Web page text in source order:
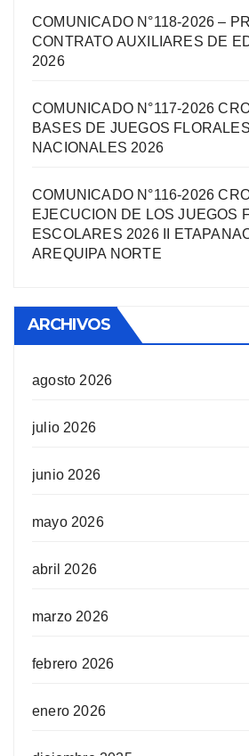
COMUNICADO N°118-2026 –
CONTRATO AUXILIARES DE
2026
COMUNICADO N°117-2026
BASES DE JUEGOS
NACIONALES 2026
COMUNICADO N°116-2026
EJECUCION DE LOS JUEGOS
ESCOLARES 2026 II
AREQUIPA NORTЕ
ARCHIVOS
agosto 2026
julio 2026
junio 2026
mayo 2026
abril 2026
marzo 2026
febrero 2026
enero 2026